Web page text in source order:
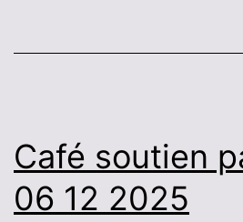
Café soutien
06 12 2025